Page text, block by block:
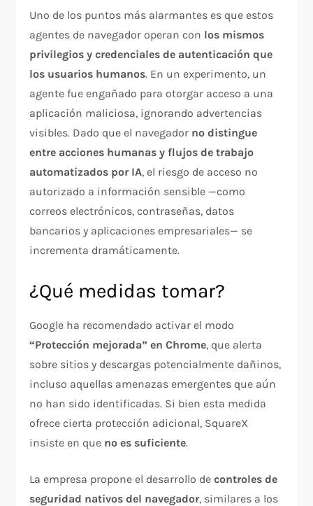
Uno de los puntos más alarmantes es que estos
agentes de navegador operan con los mismos
privilegios y credenciales de autenticación que
los usuarios humanos. En un experimento, un
agente fue engañado para otorgar acceso a una
aplicación maliciosa, ignorando advertencias
visibles. Dado que el navegador no distingue
entre acciones humanas y flujos de trabajo
automatizados por IA, el riesgo de acceso no
autorizado a información sensible —como
correos electrónicos, contraseñas, datos
bancarios y aplicaciones empresariales— se
incrementa dramáticamente.
¿Qué medidas tomar?
Google ha recomendado activar el modo
“Protección mejorada” en Chrome, que alerta
sobre sitios y descargas potencialmente dañinos,
incluso aquellas amenazas emergentes que aún
no han sido identificadas. Si bien esta medida
ofrece cierta protección adicional, SquareX
insiste en que no es suficiente.
La empresa propone el desarrollo decontroles de
seguridad nativos del navegador, similares a los